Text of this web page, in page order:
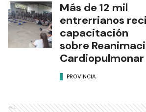
Más de 12 mil
entrerrianos
capacitación
sobre
Cardiopulmonar
PROVINCIA
Ads